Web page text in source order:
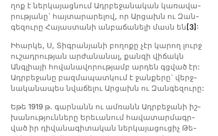
ղոք է ներ­կա­յաց­նում Ադր­բե­ջա­նա­կան կա­ռա­վա­
րու­թյա­նը` հայ­տա­րա­րե­լով, որ Ար­ցախն ու Զան­
գե­զու­րը Հա­յաս­տա­նի ան­բա­ճա­նե­լի մասն են[3]:
Իհարկե, Ս, Տիգրանյանի բողոքը չէր կարող լուրջ
ուշադրության արժանանալ, քանզի վիճակն
Անգլիայի հովանավորությամբ արդեն գցված էր:
Ադրբեջանը բազմապատկում է ջանքերը` վերջ­
նակա­նա­պես նվաճելու Արցախն ու Զանգեզուրը:
Ե­­­թե 1919 թ. գարնանն ու ամ­­ռանն Ադր­բե­­­ջա­­­նի իշ­
խա­նու­թյուն­նե­րը Ե­­­րեւա­­­նում հա­­­վա­­­տար­­մագր­
ված իր դի­­­վա­­­նա­­­գի­­­տա­­­կան ներ­­կա­­­յա­­­ցու­­­ցիչ Թե­­­